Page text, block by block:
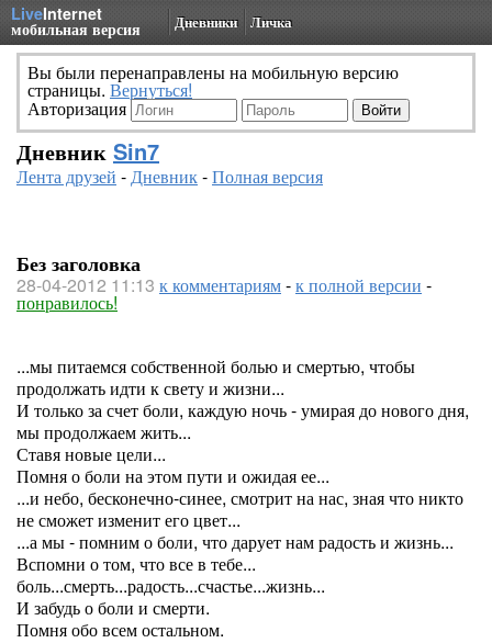
LiveInternet
мобильная версия Дневники Личка
Вы были перенаправлены на мобильную версию
страницы. Вернуться!
Авторизация
Дневник Sin7
Лента друзей -Дневник-Полная версия
Без заголовка
28-04-2012 11:13 к комментариям-к полной версии -
понравилось!
...мы питаемся собственной болью и смертью, чтобы
продолжать идти к свету и жизни...
И только за счет боли, каждую ночь - умирая до нового дня,
мы продолжаем жить...
Ставя новые цели...
Помня о боли на этом пути и ожидая ее...
...и небо, бесконечно-синее, смотрит на нас, зная что никто
не сможет изменит его цвет...
...а мы - помним о боли, что дарует нам радость и жизнь...
Вспомни о том, что все в тебе...
боль...смерть...радость...счастье...жизнь...
И забудь о боли и смерти.
Помня обо всем остальном.